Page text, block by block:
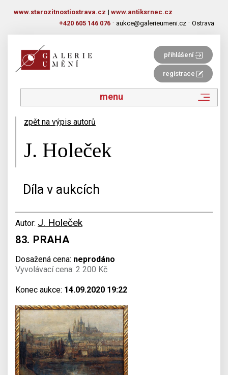
www.starozitnostiostrava.cz | www.antiksrnec.cz
+420 605 146 076 · aukce@galerieumeni.cz · Ostrava
přihlášení
registrace
menu
zpět na výpis autorů
J. Holeček
Díla v aukcích
Autor: J. Holeček
83. PRAHA
Dosažená cena: neprodáno
Vyvolávací cena: 2 200 Kč
Konec aukce: 14.09.2020 19:22